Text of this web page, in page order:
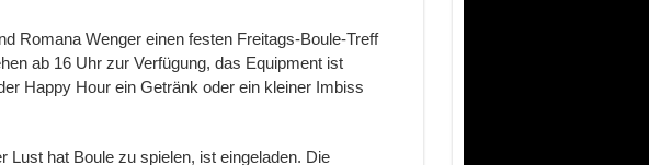
Romana Wenger einen festen Freitags-Boule-Treff
ab 16 Uhr zur Verfügung, das Equipment ist
Happy Hour ein Getränk oder ein kleiner Imbiss
Lust hat Boule zu spielen, ist eingeladen. Die